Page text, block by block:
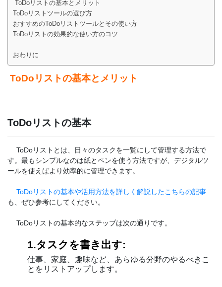
ToDoリストの基本とメリット
ToDoリストツールの選び方
おすすめのToDoリストツールとその使い方
ToDoリストの効果的な使い方のコツ
おわりに
ToDoリストの基本とメリット
ToDoリストの基本
ToDoリストとは、日々のタスクを一覧にして管理する方法で
す。最もシンプルなのは紙とペンを使う方法ですが、デジタルツ
ールを使えばより効率的に管理できます。
ToDoリストの基本や活用方法を詳しく解説したこちらの記事
も、ぜひ参考にしてください。
ToDoリストの基本的なステップは次の通りです。
1.タスクを書き出す:
仕事、家庭、趣味など、あらゆる分野のやるべきこ
とをリストアップします。